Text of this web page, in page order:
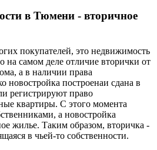
в Тюмени - вторичное
покупателей, это недвижимость
на самом деле отличие вторички от
а в наличии права
новостройка построенаи сдана в
регистрируют право
квартиры. С этого момента
а новостройка
жилье. Таким образом, вторичка -
в чьей-то собственности.